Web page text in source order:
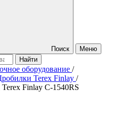
Поиск Меню
оборудование /
Terex Finlay /
Finlay C-1540RS